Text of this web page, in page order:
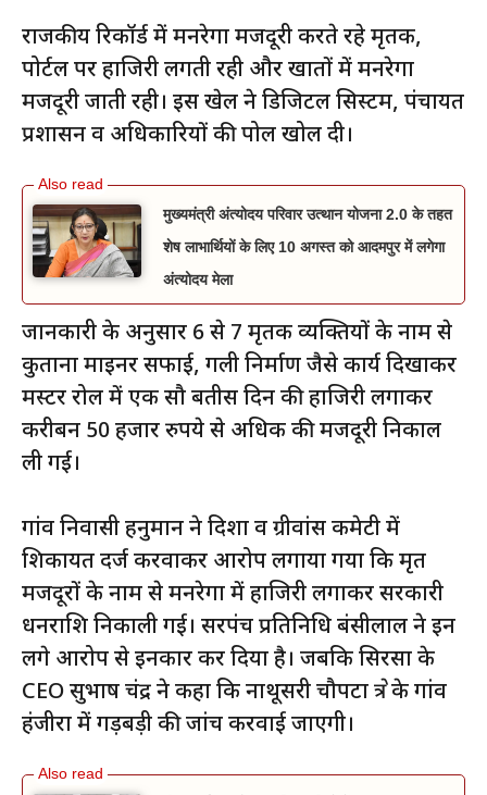
राजकीय रिकॉर्ड में मनरेगा मजदूरी करते रहे मृतक,
पोर्टल पर हाजिरी लगती रही और खातों में मनरेगा
मजदूरी जाती रही। इस खेल ने डिजिटल सिस्टम, पंचायत
प्रशासन व अधिकारियों की पोल खोल दी।
मुख्यमंत्री अंत्योदय परिवार उत्थान योजना 2.0 के तहत
शेष लाभार्थियों के लिए 10 अगस्त को आदमपुर में लगेगा
अंत्योदय मेला
जानकारी के अनुसार 6 से 7 मृतक व्यक्तियों के नाम से
कुताना माइनर सफाई, गली निर्माण जैसे कार्य दिखाकर
मस्टर रोल में एक सौ बतीस दिन की हाजिरी लगाकर
करीबन 50 हजार रुपये से अधिक की मजदूरी निकाल
ली गई।
गांव निवासी हनुमान ने दिशा व ग्रीवांस कमेटी में
शिकायत दर्ज करवाकर आरोप लगाया गया कि मृत
मजदूरों के नाम से मनरेगा में हाजिरी लगाकर सरकारी
धनराशि निकाली गई। सरपंच प्रतिनिधि बंसीलाल ने इन
लगे आरोप से इनकार कर दिया है। जबकि सिरसा के
CEO सुभाष चंद्र ने कहा कि नाथूसरी चौपटा क्षेत्र के गांव
हंजीरा में गड़बड़ी की जांच करवाई जाएगी।